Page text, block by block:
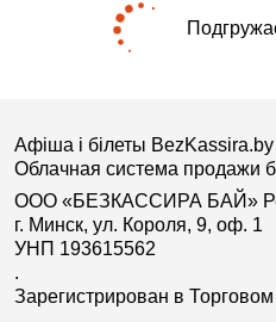
Афіша і білеты BezKassira.by
Облачная система продажи
ООО «БЕЗКАССИРА БАЙ»
г. Минск, ул. Короля, 9, оф. 1
УНП 193615562
.
Зарегистрирован в